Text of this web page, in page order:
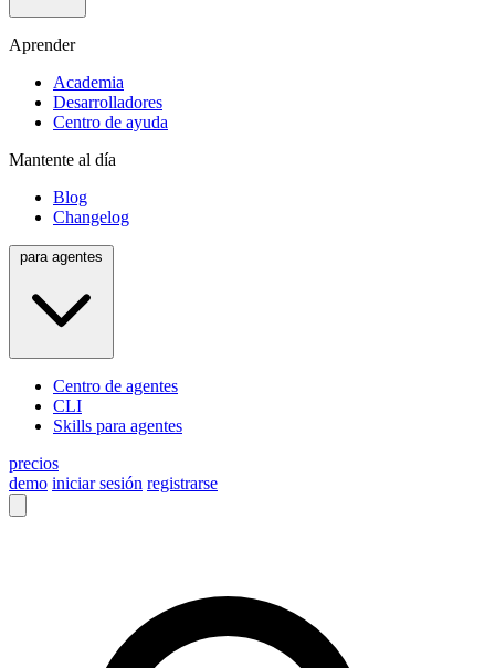
Aprender
Academia
Desarrolladores
Centro de ayuda
Mantente al día
Blog
Changelog
Centro de agentes
CLI
Skills para agentes
precios
demo iniciar sesión registrarse